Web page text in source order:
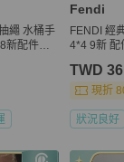
繩 水桶手
新配件塵
Fendi
FENDI 經
4*4 9新 配
TWD
現折
狀況良好